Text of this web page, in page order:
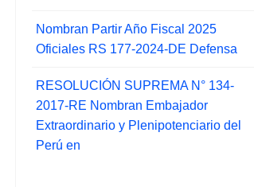
Nombran Partir Año Fiscal 2025
Oficiales RS 177-2024-DE Defensa
RESOLUCIÓN SUPREMA N° 134-
2017-RE Nombran Embajador
Extraordinario y Plenipotenciario del
Perú en